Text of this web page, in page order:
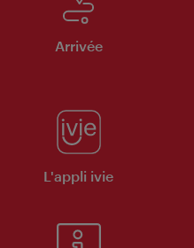
Arrivée
L'appli ivie